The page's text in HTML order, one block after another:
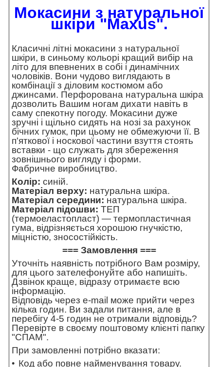
Мокасини з натуральної
шкіри "Maxus".
Класичні літні мокасини з натуральної
шкіри, в синьому кольорі кращий вибір на
літо для впевнених в собі і динамічних
чоловіків. Вони чудово виглядають в
комбінації з діловим костюмом або
джинсами. Перфорована натуральна шкіра
дозволить Вашим ногам дихати навіть в
саму спекотну погоду. Мокасини дуже
зручні і щільно сидять на нозі за рахунок
бічних гумок, при цьому не обмежуючи її. В
п'яткової і носкової частини взуття стоять
вставки - що служать для збереження
зовнішнього вигляду і форми.
Фабричне виробництво.
Колір: синій.
Матеріал верху: натуральна шкіра.
Матеріал середини: натуральна шкіра.
Матеріал підошви: ТЕП
(термоеластопласт) — термопластичная
гума, відрізняється хорошою гнучкістю,
міцністю, зносостійкість.
=== Замовлення ===
Уточніть наявність потрібного Вам розміру,
для цього зателефонуйте або напишіть.
Дзвінок краще, відразу отримаєте всю
інформацію.
Відповідь через e-mail може прийти через
кілька годин. Ви задали питання, але в
перебігу 4-5 годин не отримали відповідь?
Перевірте в своєму поштовому клієнті папку
"СПАМ".
При замовленні потрібно вказати:
Код або повне найменування товару.